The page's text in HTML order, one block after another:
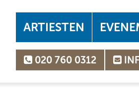
ARTIESTEN
020 760 0312